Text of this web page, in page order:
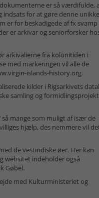
er så værdifulde,
indsats for at gøre denne unikke
er for beskadigede af fx svamp
er arkivar og seniorforsker
arkivalierne fra kolonitiden i
med markeringen vil alle de
islands-history.org.
kilder i Rigsarkivets
samling og
så mange som muligt af især de
hjælp, des nemmere vil
de vestindiske øer. Her kan
websitet indeholder også
Gøbel.
med Kulturministeriet og